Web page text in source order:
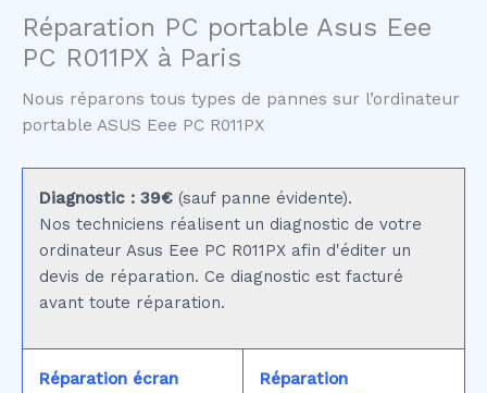
Réparation PC portable Asus Eee
PC R011PX à Paris
Nous réparons tous types de pannes sur l’ordinateur
portable ASUS Eee PC R011PX
Diagnostic : 39€ (sauf panne évidente).
Nos techniciens réalisent un diagnostic de votre
ordinateur Asus Eee PC R011PX afin d'éditer un
devis de réparation. Ce diagnostic est facturé
avant toute réparation.
Réparation écran
Réparation